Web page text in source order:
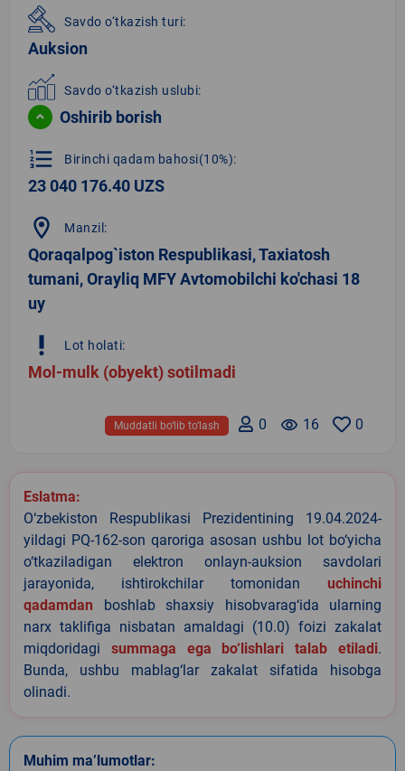
Savdo o‘tkazish turi:
Auksion
Savdo o‘tkazish uslubi:
Oshirib borish
format_list_numbered Birinchi qadam bahosi(10%):
23 040 176.40 UZS
location_on Manzil:
Qoraqalpog`iston Respublikasi, Taxiatosh
tumani, Orayliq MFY Avtomobilchi ko'chasi 18
uy
priority_high Lot holati:
Mol-mulk (obyekt) sotilmadi
0
remove_red_eye 16
0
Muddatli bo‘lib to‘lash
Eslatma:
O‘zbekiston Respublikasi Prezidentining 19.04.2024-
yildagi PQ-162-son qaroriga asosan ushbu lot bo‘yicha
o‘tkaziladigan elektron onlayn-auksion savdolari
jarayonida, ishtirokchilar tomonidan uchinchi
qadamdan boshlab shaxsiy hisobvarag‘ida ularning
narx taklifiga nisbatan amaldagi (10.0) foizi zakalat
miqdoridagi summaga ega bo‘lishlari talab etiladi.
Bunda, ushbu mablag‘lar zakalat sifatida hisobga
olinadi.
Muhim ma’lumotlar: